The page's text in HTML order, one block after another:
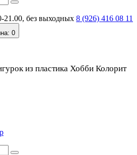
21.00, без выходных 8 (926) 416 08 11
: 0
из пластика Хобби Колорит